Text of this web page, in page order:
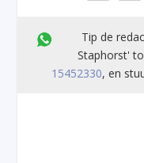
Tip de
Staphorst'
15452330, en